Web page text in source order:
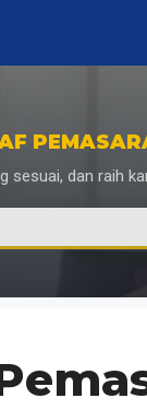
sesuai, dan raih